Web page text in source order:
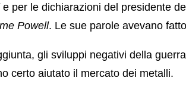
e per le dichiarazioni del presidente
Powell. Le sue parole avevano fatto
gli sviluppi negativi della
certo aiutato il mercato dei metalli.